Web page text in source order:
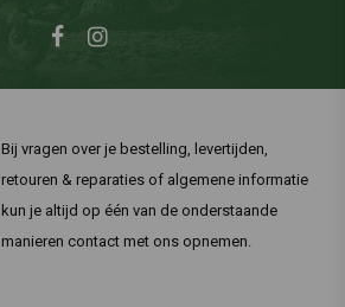
Bij vragen over je bestelling, levertijden,
retouren & reparaties of algemene informatie
kun je altijd op één van de onderstaande
manieren contact met ons opnemen.